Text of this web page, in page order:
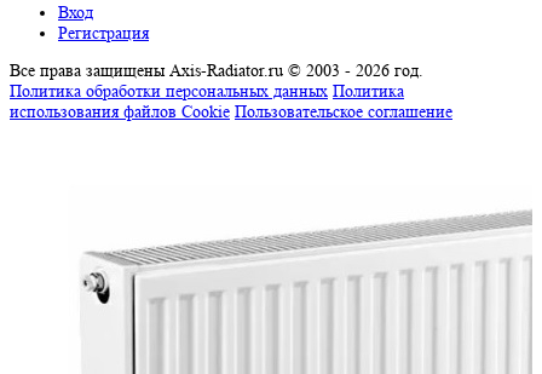
Вход
Регистрация
Все права защищены Axis-Radiator.ru © 2003 - 2026 год
Политика обработки персональных данных Политика
использования файлов Cookie Пользовательское соглашение